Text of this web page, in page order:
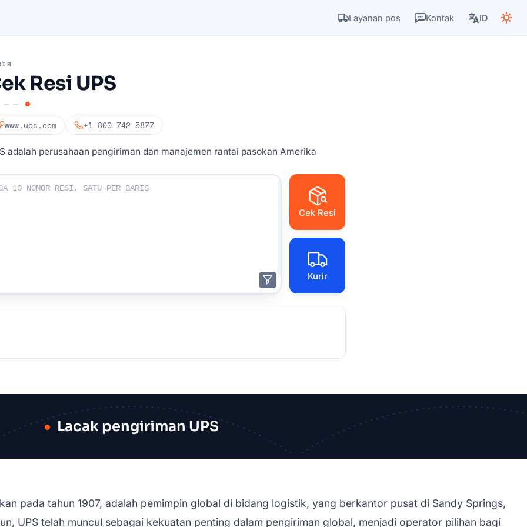
Layanan pos Kontak ID
Resi UPS
www.ups.com +1 800 742 5877
adalah perusahaan pengiriman dan manajemen rantai pasokan Amerika
Anda:
Cek Resi
Kurir
Lacak pengiriman UPS
pada tahun 1907, adalah pemimpin global di bidang logistik, yang berkantor pusat di Sandy Springs,
UPS telah muncul sebagai kekuatan penting dalam pengiriman global, menjadi operator pilihan bagi